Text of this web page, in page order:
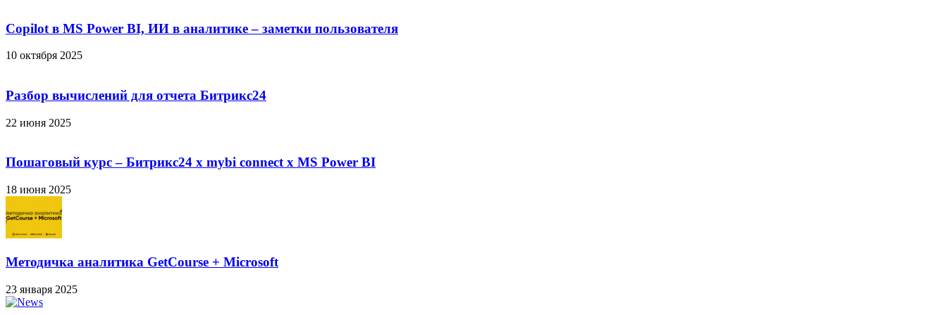
Copilot в MS Power BI, ИИ в аналитике – заметки пользователя
10 октября 2025
Разбор вычислений для отчета Битрикс24
22 июня 2025
Пошаговый курс – Битрикс24 х mybi connect х MS Power BI
18 июня 2025
Методичка аналитика GetCourse + Microsoft
23 января 2025